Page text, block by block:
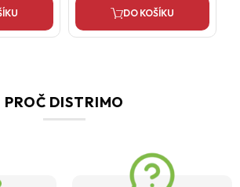
DO KOŠÍKU
PROČ DISTRIMO